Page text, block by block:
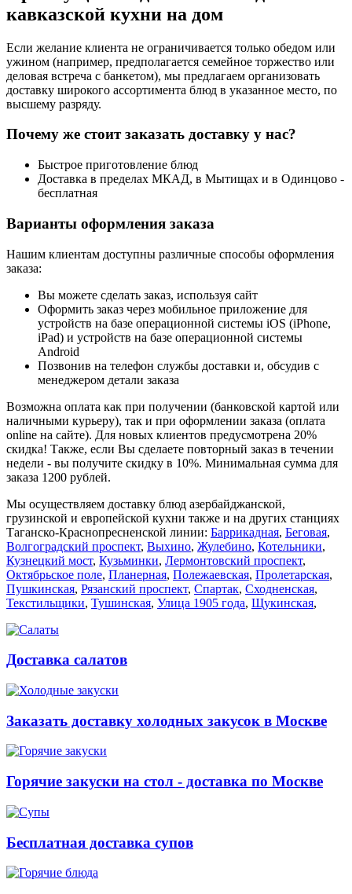
кавказской кухни на дом
Если желание клиента не ограничивается только обедом или
ужином (например, предполагается семейное торжество или
деловая встреча с банкетом), мы предлагаем организовать
доставку широкого ассортимента блюд в указанное место, по
высшему разряду.
Почему же стоит заказать доставку у нас?
Быстрое приготовление блюд
Доставка в пределах МКАД, в Мытищах и в Одинцово -
бесплатная
Варианты оформления заказа
Нашим клиентам доступны различные способы оформления
заказа:
Вы можете сделать заказ, используя сайт
Оформить заказ через мобильное приложение для
устройств на базе операционной системы iOS (iPhone,
iPad) и устройств на базе операционной системы
Android
Позвонив на телефон службы доставки и, обсудив с
менеджером детали заказа
Возможна оплата как при получении (банковской картой или
наличными курьеру), так и при оформлении заказа (оплата
online на сайте). Для новых клиентов предусмотрена 20%
скидка! Также, если Вы сделаете повторный заказ в течении
недели - вы получите скидку в 10%. Минимальная сумма для
заказа 1200 рублей.
Мы осуществляем доставку блюд азербайджанской,
грузинской и европейской кухни также и на других станциях
Таганско-Краснопресненской линии: Баррикадная, Беговая,
Волгоградский проспект, Выхино, Жулебино, Котельники,
Кузнецкий мост, Кузьминки, Лермонтовский проспект,
Октябрьское поле, Планерная, Полежаевская, Пролетарская,
Пушкинская, Рязанский проспект, Спартак, Сходненская,
Текстильщики, Тушинская, Улица 1905 года, Щукинская,
Доставка салатов
Заказать доставку холодных закусок в Москве
Горячие закуски на стол - доставка по Москве
Бесплатная доставка супов